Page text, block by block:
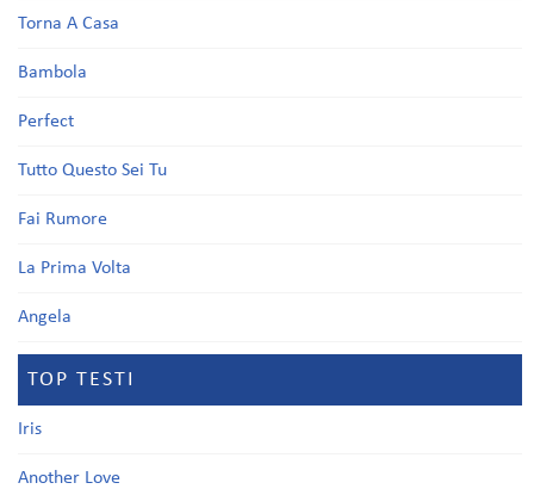
Torna A Casa
Bambola
Perfect
Tutto Questo Sei Tu
Fai Rumore
La Prima Volta
Angela
TOP TESTI
Iris
Another Love